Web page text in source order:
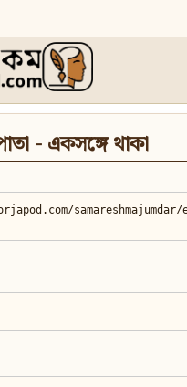
- একসঙ্গে থাকা